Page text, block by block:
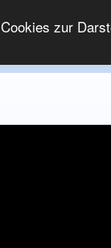
zur